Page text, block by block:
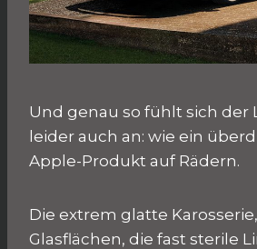
Und genau so fühlt sich der
leider auch an: wie ein
Apple-Produkt auf Rädern.
Die extrem glatte
Glasflächen, die fast sterile